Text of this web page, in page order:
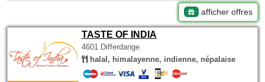
afficher offres
TASTE OF INDIA
4601 Differdange
halal, himalayenne, indienne, népalaise